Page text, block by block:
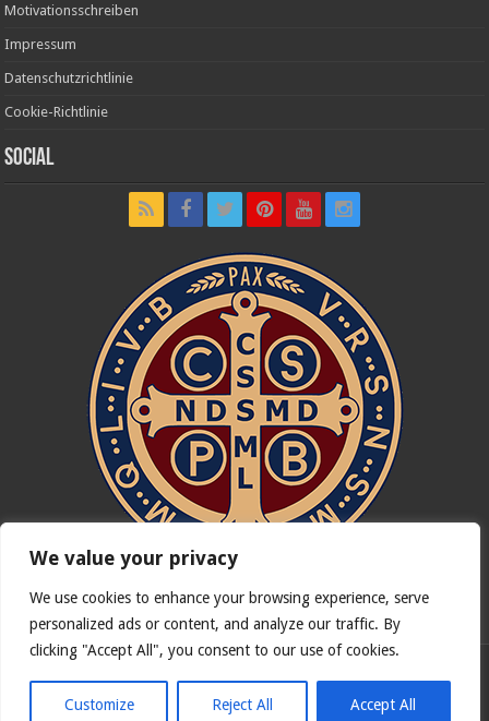
We value your privacy
We use cookies to enhance your browsing experience, serve
personalized ads or content, and analyze our traffic. By
clicking "Accept All", you consent to our use of cookies.
Customize Reject All Accept All
Motivationsschreiben
Impressum
Datenschutzrichtlinie
Cookie-Richtlinie
Social
In nómine Patris, et Fílii, et Spíritus Sancti. Amen.